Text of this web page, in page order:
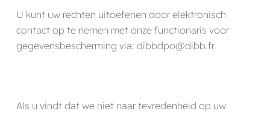
U kunt uw rechten uitoefenen door elektronisch
contact op te nemen met onze functionaris voor
gegevensbescherming via: dibbdpo@dibb.fr
Als u vindt dat we niet naar tevredenheid op uw